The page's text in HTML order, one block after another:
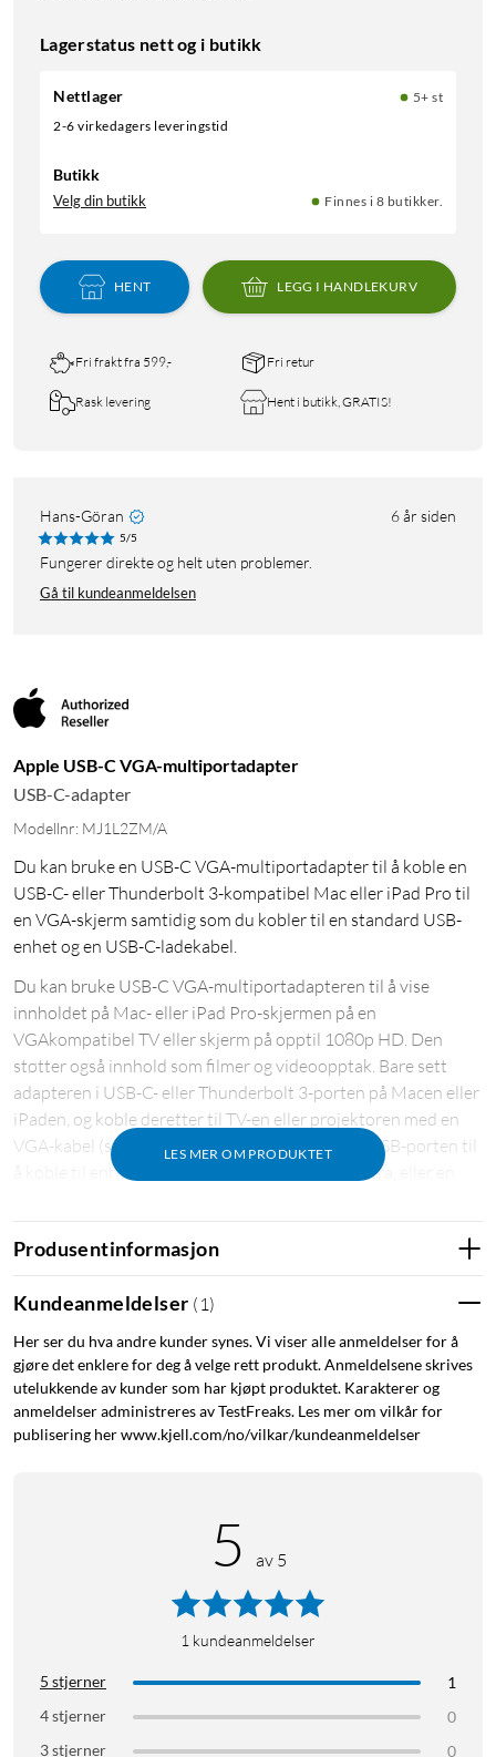
Lagerstatus nett og i butikk
Nettlager
5+ st
2-6 virkedagers leveringstid
Butikk
Velg din butikk Finnes i 8 butikker.
HENT LEGG I HANDLEKURV
Fri frakt fra 599,- Fri retur
Rask levering Hent i butikk, GRATIS!
Hans-Göran 6 år siden
5/5
Fungerer direkte og helt uten problemer.
Gå til kundeanmeldelsen
Apple USB-C VGA-multiportadapter
USB-C-adapter
Modellnr: MJ1L2ZM/A
Du kan bruke en USB-C VGA-multiportadapter til å koble en
USB-C- eller Thunderbolt 3-kompatibel Mac eller iPad Pro til
en VGA-skjerm samtidig som du kobler til en standard USB-
enhet og en USB-C-ladekabel.
LES MER OM PRODUKTET
Du kan bruke USB-C VGA-multiportadapteren til å vise
innholdet på Mac- eller iPad Pro-skjermen på en
VGAkompatibel TV eller skjerm på opptil 1080p HD. Den
støtter også innhold som filmer og videoopptak. Bare sett
adapteren i USB-C- eller Thunderbolt 3-porten på Macen eller
iPaden, og koble deretter til TV-en eller projektoren med en
VGA-kabel (selges separat). Bruk den standard USB-porten til
å koble til enheter som en flashdisk eller et kamera, eller en
iPod. Du kan også koble en ladekabel til USB-C-porten for å
lade Mac eller iPad Pro. Krever en VGA-kabel (selges separat)
for tilkobling til TV eller projektor.
Produsentinformasjon
Kundeanmeldelser ( 1 )
Her ser du hva andre kunder synes. Vi viser alle anmeldelser for å
gjøre det enklere for deg å velge rett produkt. Anmeldelsene skrives
utelukkende av kunder som har kjøpt produktet. Karakterer og
anmeldelser administreres av TestFreaks. Les mer om vilkår for
publisering her www.kjell.com/no/vilkar/kundeanmeldelser
5 av 5
1 kundeanmeldelser
5 stjerner
1
4 stjerner
0
3 stjerner
0